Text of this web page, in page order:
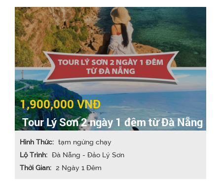
1,900,000 VNĐ
Tour Lý Sơn 2 ngày 1 đêm từ Đà Nẵng
Hình Thức: tạm ngừng chạy
Lộ Trình: Đà Nẵng - Đảo Lý Sơn
Thời Gian: 2 Ngày 1 Đêm